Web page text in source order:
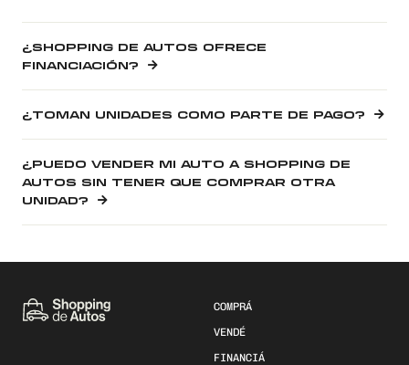
¿SHOPPING DE AUTOS OFRECE
FINANCIACIÓN?
¿TOMAN UNIDADES COMO PARTE DE PAGO?
¿PUEDO VENDER MI AUTO A SHOPPING DE
AUTOS SIN TENER QUE COMPRAR OTRA
UNIDAD?
COMPRÁ
VENDÉ
FINANCIÁ